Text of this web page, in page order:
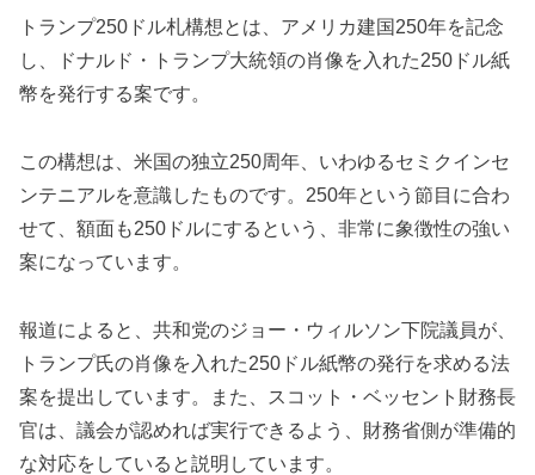
トランプ250ドル札構想とは、アメリカ建国250年を記念
し、ドナルド・トランプ大統領の肖像を入れた250ドル紙
幣を発行する案です。
この構想は、米国の独立250周年、いわゆるセミクインセ
ンテニアルを意識したものです。250年という節目に合わ
せて、額面も250ドルにするという、非常に象徴性の強い
案になっています。
報道によると、共和党のジョー・ウィルソン下院議員が、
トランプ氏の肖像を入れた250ドル紙幣の発行を求める法
案を提出しています。また、スコット・ベッセント財務長
官は、議会が認めれば実行できるよう、財務省側が準備的
な対応をしていると説明しています。